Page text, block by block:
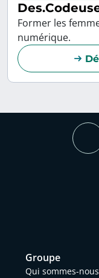
Former les
numérique.
Groupe
Qui sommes-